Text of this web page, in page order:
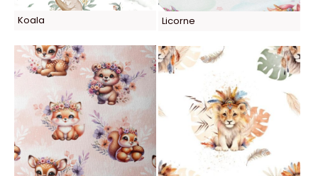
Koala Licorne